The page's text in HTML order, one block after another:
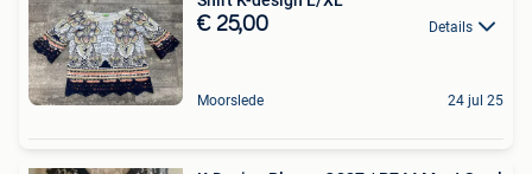
€ 25,00 Details
Moorslede 24 jul 25